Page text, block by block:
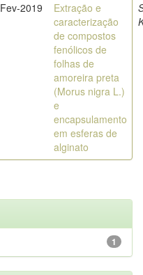
2019
Extração e
caracterização
de compostos
fenólicos de
folhas de
amoreira preta
(Morus nigra L.)
e
encapsulamento
em esferas de
alginato
1